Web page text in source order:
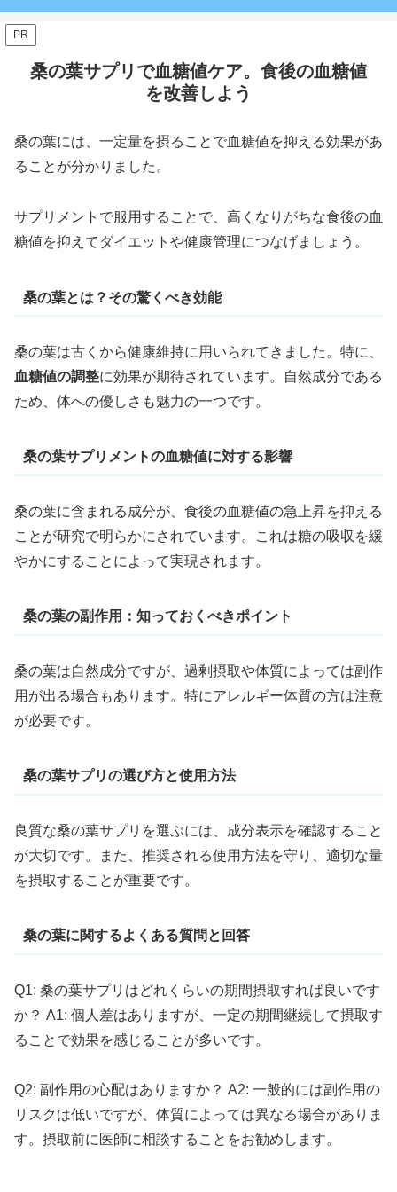
PR
桑の葉サプリで血糖値ケア。食後の血糖値
を改善しよう
桑の葉には、一定量を摂ることで血糖値を抑える効果があ
ることが分かりました。
サプリメントで服用することで、高くなりがちな食後の血
糖値を抑えてダイエットや健康管理につなげましょう。
桑の葉とは？その驚くべき効能
桑の葉は古くから健康維持に用いられてきました。特に、
血糖値の調整に効果が期待されています。自然成分である
ため、体への優しさも魅力の一つです。
桑の葉サプリメントの血糖値に対する影響
桑の葉に含まれる成分が、食後の血糖値の急上昇を抑える
ことが研究で明らかにされています。これは糖の吸収を緩
やかにすることによって実現されます。
桑の葉の副作用：知っておくべきポイント
桑の葉は自然成分ですが、過剰摂取や体質によっては副作
用が出る場合もあります。特にアレルギー体質の方は注意
が必要です。
桑の葉サプリの選び方と使用方法
良質な桑の葉サプリを選ぶには、成分表示を確認すること
が大切です。また、推奨される使用方法を守り、適切な量
を摂取することが重要です。
桑の葉に関するよくある質問と回答
Q1: 桑の葉サプリはどれくらいの期間摂取すれば良いです
か？ A1: 個人差はありますが、一定の期間継続して摂取す
ることで効果を感じることが多いです。
Q2: 副作用の心配はありますか？ A2: 一般的には副作用の
リスクは低いですが、体質によっては異なる場合がありま
す。摂取前に医師に相談することをお勧めします。